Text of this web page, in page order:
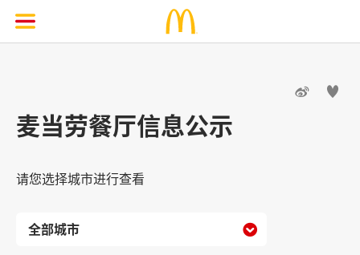
 
麦当劳餐厅信息公示
请您选择城市进行查看
